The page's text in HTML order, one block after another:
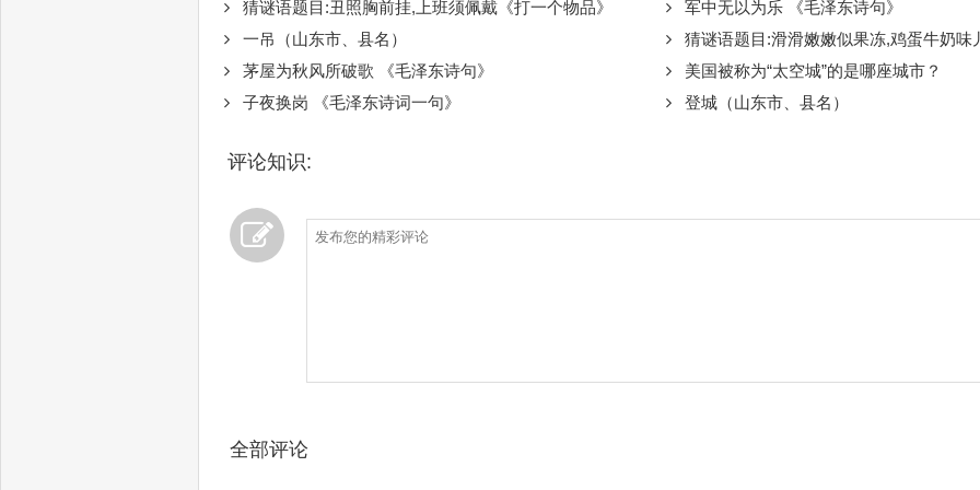
猜谜语题目:丑照胸前挂,上班须佩戴《打一个物品》
军中无以为乐 《毛泽东诗句》
一吊（山东市、县名）
猜谜语题目:滑滑嫩嫩似果冻,鸡蛋牛奶味儿浓《
茅屋为秋风所破歌 《毛泽东诗句》
美国被称为“太空城”的是哪座城市？
子夜换岗 《毛泽东诗词一句》
登城（山东市、县名）
评论知识:
全部评论